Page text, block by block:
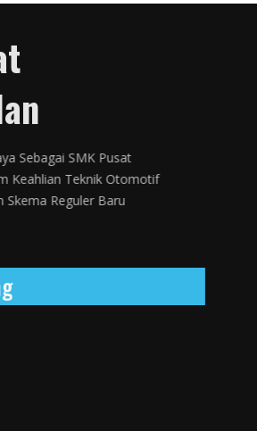
Sebagai SMK Pusat
Keahlian Teknik Otomotif
Skema Reguler Baru